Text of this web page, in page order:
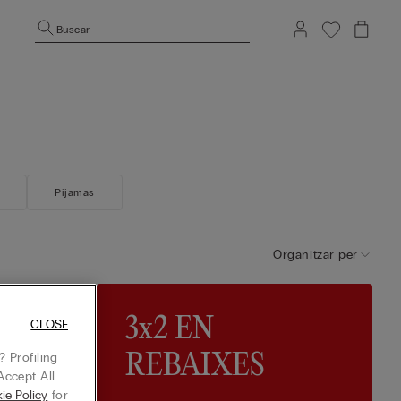
Buscar
Pijamas
Organitzar per
3x2 EN
REBAIXES
Profiling
All
Policy for
CLOSE